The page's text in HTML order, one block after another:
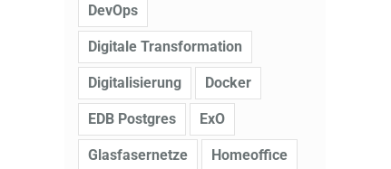
DevOps
Digitale Transformation
Digitalisierung Docker
EDB Postgres ExO
Glasfasernetze Homeoffice